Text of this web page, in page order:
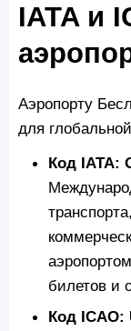
IATA и
Аэропорту
для
Код IATA:
билетов и
Код ICAO: